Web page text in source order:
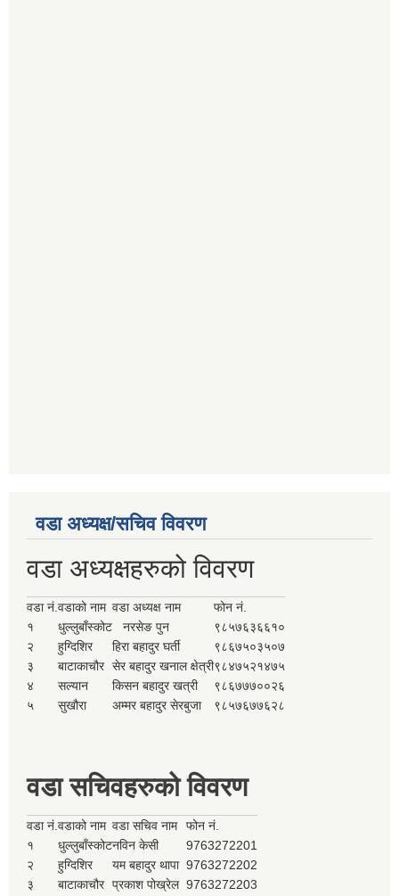
वडा अध्यक्ष/सचिव विवरण
वडा अध्यक्षहरुको विवरण
वडा नं.वडाको नाम वडा अध्यक्ष नाम
फोन नं.
१
धुल्लुबाँस्कोट नरसेङ पुन
९८५७६३६६१०
२
हुग्दिशिर हिरा बहादुर घर्ती
९८६७५०३५०७
३
बाटाकाचौर सेर बहादुर खनाल क्षेत्री९८४७५२१४७५
४
सल्यान किसन बहादुर खत्री
९८६७७७००२६
५
सुखौरा अम्मर बहादुर सेरबुजा ९८५७६७७६२८
वडा सचिवहरुको विवरण
वडा नं.वडाको नाम वडा सचिव नाम
फोन नं.
१
धुल्लुबाँस्कोटनविन केसी
9763272201
२
हुग्दिशिर यम बहादुर थापा 9763272202
३
बाटाकाचौर प्रकाश पोख्रेल 9763272203